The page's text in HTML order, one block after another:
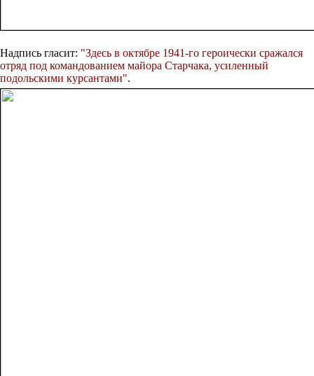
Надпись гласит: "Здесь в октябре 1941-го героически сражался
отряд под командованием майора Старчака, усиленный
подольскими курсантами".